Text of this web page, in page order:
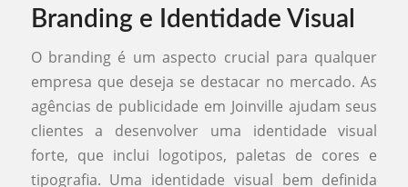
Branding e Identidade Visual
O branding é um aspecto crucial para qualquer
empresa que deseja se destacar no mercado. As
agências de publicidade em Joinville ajudam seus
clientes a desenvolver uma identidade visual
forte, que inclui logotipos, paletas de cores e
tipografia. Uma identidade visual bem definida